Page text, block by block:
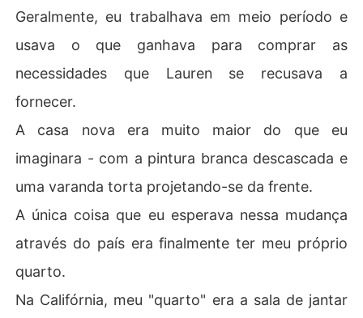
Geralmente, eu trabalhava em meio período e
usava o que ganhava para comprar as
necessidades que Lauren se recusava a
fornecer.
A casa nova era muito maior do que eu
imaginara - com a pintura branca descascada e
uma varanda torta projetando-se da frente.
A única coisa que eu esperava nessa mudança
através do país era finalmente ter meu próprio
quarto.
Na Califórnia, meu "quarto" era a sala de jantar